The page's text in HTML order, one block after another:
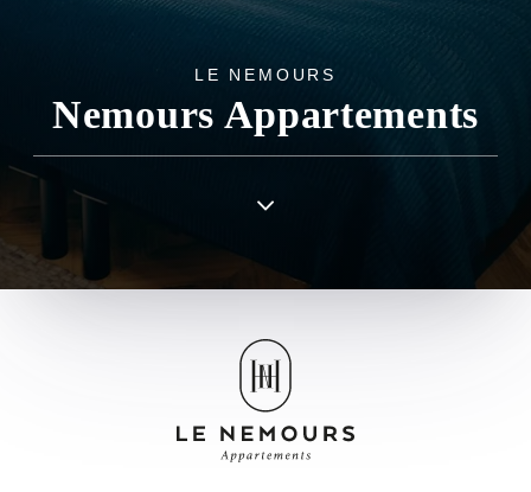
LE NEMOURS
Nemours Appartements